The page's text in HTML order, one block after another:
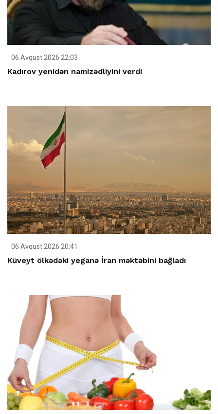
06 Avqust 2026 22:03
Kadırov yenidən namizədliyini verdi
06 Avqust 2026 20:41
Küveyt ölkədəki yeganə İran məktəbini bağladı